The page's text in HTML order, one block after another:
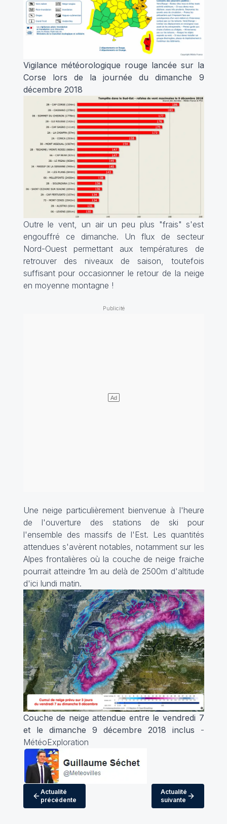
Vigilance météorologique rouge lancée sur la
Corse lors de la journée du dimanche 9
décembre 2018
Outre le vent, un air un peu plus "frais" s'est
engouffré ce dimanche. Un flux de secteur
Nord-Ouest permettant aux températures de
retrouver des niveaux de saison, toutefois
suffisant pour occasionner le retour de la neige
en moyenne montagne !
Une neige particulièrement bienvenue à l'heure
de l'ouverture des stations de ski pour
l'ensemble des massifs de l'Est. Les quantités
attendues s'avèrent notables, notamment sur les
Alpes frontalières où la couche de neige fraiche
pourrait atteindre 1m au delà de 2500m d'altitude
d'ici lundi matin.
Couche de neige attendue entre le vendredi 7
et le dimanche 9 décembre 2018 inclus -
MétéoExploration
Actualité
précédente
Actualité
suivante